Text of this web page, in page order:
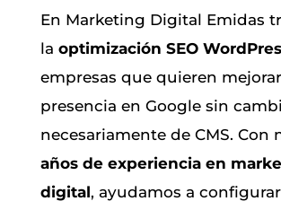
En Marketing Digital Emidas
la optimización SEO
empresas que quieren
presencia en Google sin
necesariamente de CMS. Con
años de experiencia en
digital, ayudamos a